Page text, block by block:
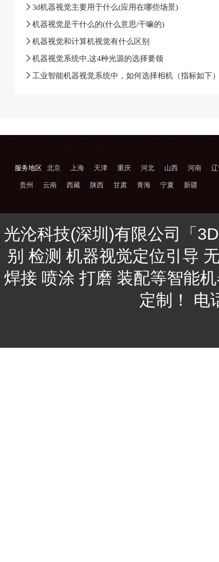
3d机器视觉主要用于什么(应用在哪些场景)
机器视觉是干什么的(什么意思/干嘛的)
机器视觉和计算机视觉有什么区别
机器视觉系统中,这4种光源的选择要领
工业智能机器视觉系统中，如何选择相机（指标如下
服务地区 北京 上海 天津 重庆 河北 山西 河南
贵州 云南 西藏 陕西 甘肃 青海 宁夏 新疆
光沦科技(深圳)有限公司「
别 检测 机器视觉定位引导
焊接 喷涂 打磨 装配等智能
定制！ 电